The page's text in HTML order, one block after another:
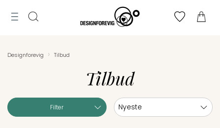
MENY
Til
toppen
Merker
Designforevig › Tilbud
Tilbud
Filter
Sortering: